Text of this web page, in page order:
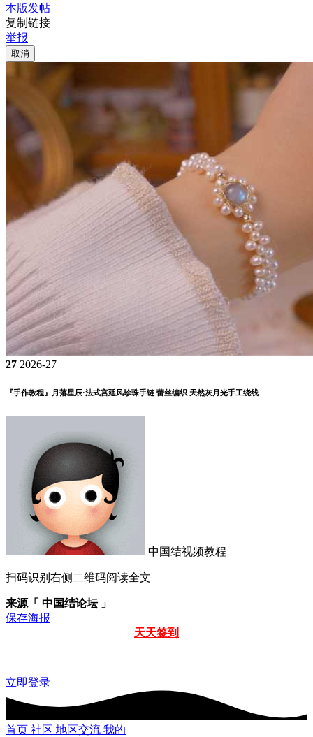
本版发帖
复制链接
举报
取消
27 2026-27
『手作教程』月落星辰·法式宫廷风珍珠手链 蕾丝编织 天然灰月光手工绕线
中国结视频教程
扫码识别右侧二维码阅读全文
来源「 中国结论坛 」
保存海报
天天签到
立即登录
首页 社区 地区交流 我的